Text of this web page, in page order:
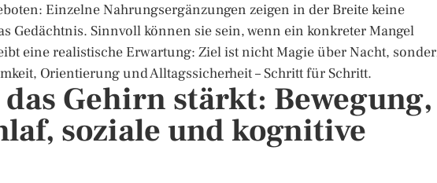
Einzelne Nahrungsergänzungen zeigen in der Breite keine
Gedächtnis. Sinnvoll können sie sein, wenn ein konkreter Mangel
eine realistische Erwartung: Ziel ist nicht Magie über Nacht,
Orientierung und Alltagssicherheit – Schritt für Schritt.
Gehirn stärkt: Bewegung,
soziale und kognitive